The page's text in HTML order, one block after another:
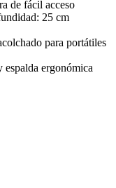
de fácil acceso
25 cm
para portátiles
espalda ergonómica